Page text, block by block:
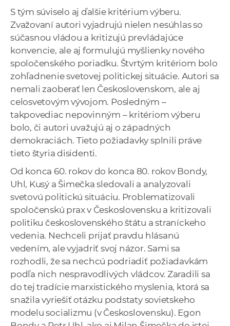
S tým súviselo aj ďalšie kritérium výberu.
Zvažovaní autori vyjadrujú nielen nesúhlas so
súčasnou vládou a kritizujú prevládajúce
konvencie, ale aj formulujú myšlienky nového
spoločenského poriadku. Štvrtým kritériom bolo
zohľadnenie svetovej politickej situácie. Autori sa
nemali zaoberať len Československom, ale aj
celosvetovým vývojom. Posledným –
takpovediac nepovinným – kritériom výberu
bolo, či autori uvažujú aj o západných
demokraciách. Tieto požiadavky splnili práve
tieto štyria disidenti.
Od konca 60. rokov do konca 80. rokov Bondy,
Uhl, Kusý a Šimečka sledovali a analyzovali
svetovú politickú situáciu. Problematizovali
spoločenskú prax v Československu a kritizovali
politiku československého štátu a straníckeho
vedenia. Nechceli prijať pravdu hlásanú
vedením, ale vyjadriť svoj názor. Sami sa
rozhodli, že sa nechcú podriadiť požiadavkám
podľa nich nespravodlivých vládcov. Zaradili sa
do tej tradície marxistického myslenia, ktorá sa
snažila vyriešiť otázku podstaty sovietskeho
modelu socializmu (v Československu). Egon